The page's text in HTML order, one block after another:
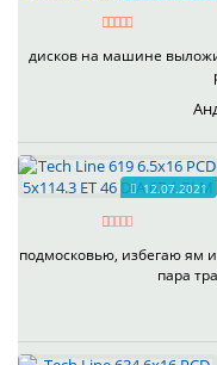
дисков на машине
12.07.2021
подмосковью, избегаю ям
пара